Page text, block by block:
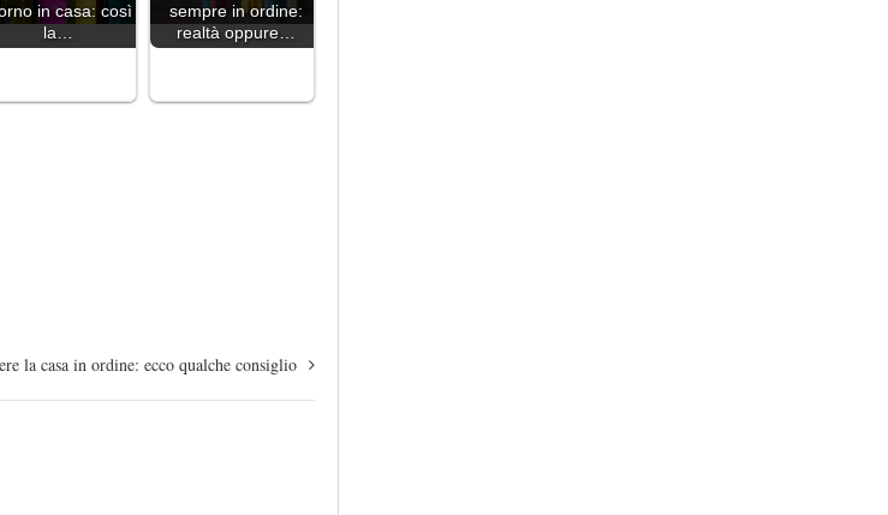
in casa: così
la…
sempre in ordine:
realtà oppure…
la casa in ordine: ecco qualche consiglio